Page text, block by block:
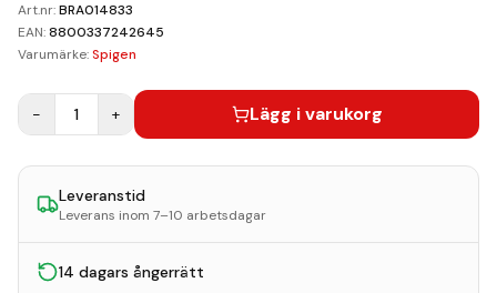
Art.nr:BRA014833
EAN:8800337242645
Varumärke:Spigen
− 1 + Lägg i varukorg
Leveranstid
Leverans inom 7–10 arbetsdagar
14 dagars ångerrätt